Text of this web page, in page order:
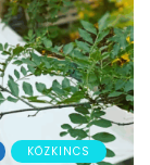
KÖZKINCS